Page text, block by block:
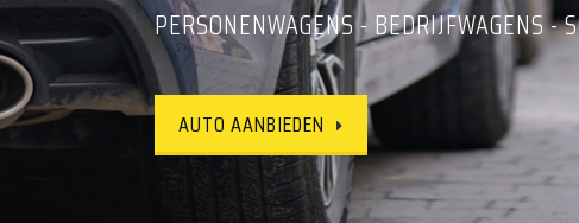
PERSONENWAGENS - BEDRIJFWAGENS -
AUTO AANBIEDEN
CONTACTEER ONS VRIJBLIJVEND
AUTO AANBIEDEN